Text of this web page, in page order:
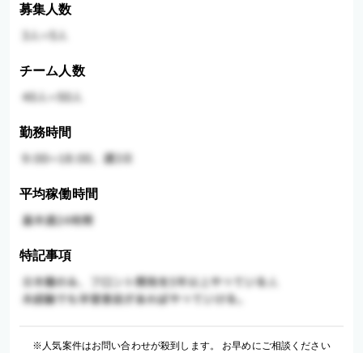
募集人数
チーム人数
勤務時間
平均稼働時間
特記事項
※人気案件はお問い合わせが殺到します。 お早めにご相談ください